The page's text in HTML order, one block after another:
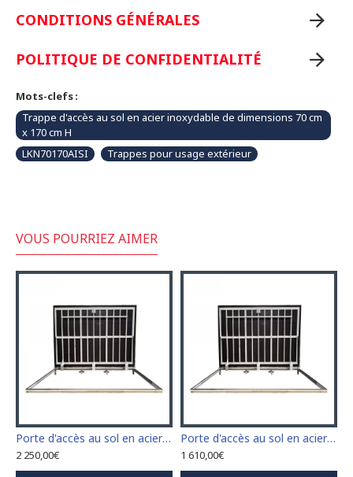
CONDITIONS GÉNÉRALES
POLITIQUE DE CONFIDENTIALITÉ
Mots-clefs :
Trappe d'accès au sol en acier inoxydable de dimensions 70 cm
x 170 cm H
LKN70170AISI
Trappes pour usage extérieur
VOUS POURRIEZ AIMER
Porte d'accès au sol en acier inoxydable 120 cm x 120 cm pour intérieur et extérieur
2 250,00€
Porte d'accès au sol en acier inoxydable 60 cm x 100 cm pour intérieur et extérieur
1 610,00€